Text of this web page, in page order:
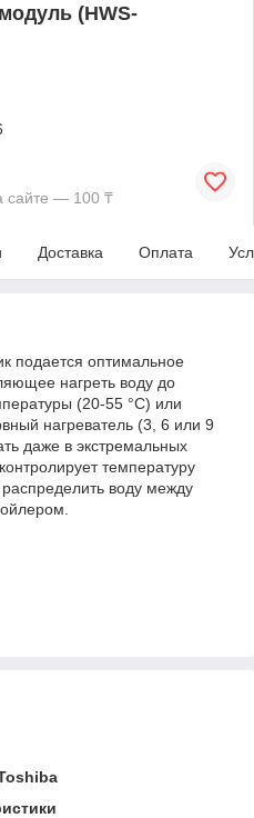
(HWS-
сайте — 100 ₸
Доставка Оплата
подается оптимальное
нагреть воду до
(20-55 °C) или
нагреватель (3, 6 или 9
даже в экстремальных
температуру
воду между